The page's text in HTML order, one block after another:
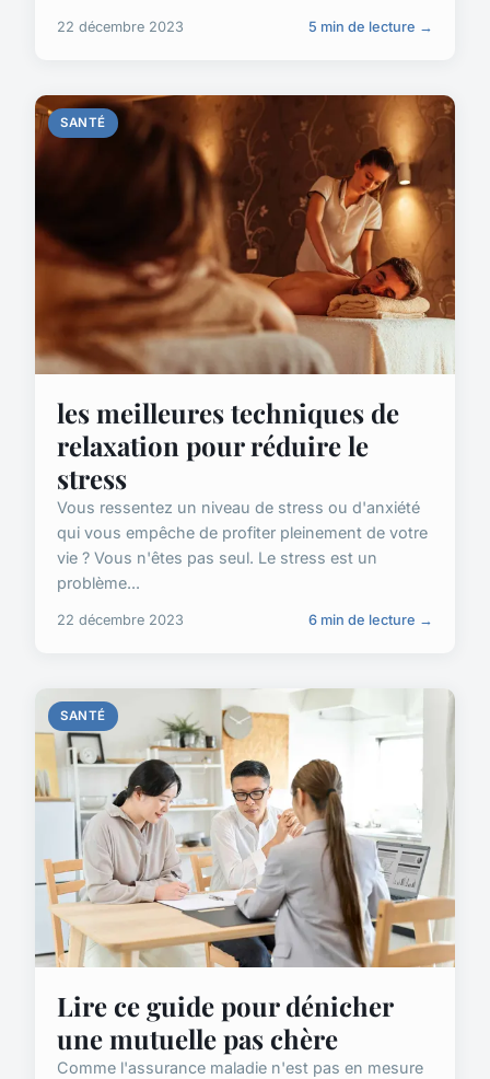
22 décembre 2023 5 min de lecture →
SANTÉ
les meilleures techniques de
relaxation pour réduire le
stress
Vous ressentez un niveau de stress ou d'anxiété
qui vous empêche de profiter pleinement de votre
vie ? Vous n'êtes pas seul. Le stress est un
problème...
22 décembre 2023 6 min de lecture →
SANTÉ
Lire ce guide pour dénicher
une mutuelle pas chère
Comme l'assurance maladie n'est pas en mesure